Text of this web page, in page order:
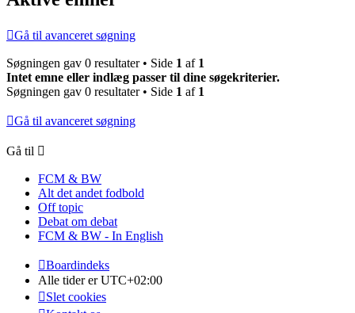
Gå til avanceret søgning
Søgningen gav 0 resultater • Side 1 af 1
Intet emne eller indlæg passer til dine søgekriterier.
Søgningen gav 0 resultater • Side 1 af 1
Gå til avanceret søgning
Gå til
FCM & BW
Alt det andet fodbold
Off topic
Debat om debat
FCM & BW - In English
Boardindeks
Alle tider erUTC+02:00
Slet cookies